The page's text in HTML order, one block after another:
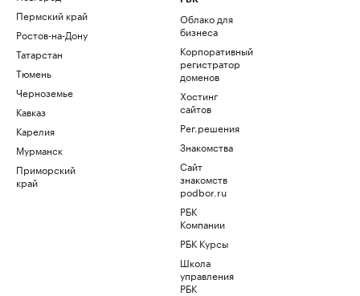
Пермский край
Ростов-на-Дону
Татарстан
Тюмень
Черноземье
Кавказ
Карелия
Мурманск
Приморский
край
Облако для
бизнеса
Корпоративный
регистратор
доменов
Хостинг
сайтов
Рег.решения
Знакомства
Сайт
знакомств
podbor.ru
РБК
Компании
РБК Курсы
Школа
управления
РБК